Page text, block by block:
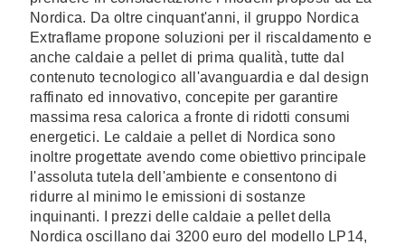
Nordica. Da oltre cinquant'anni, il gruppo Nordica
Extraflame propone soluzioni per il riscaldamento e
anche caldaie a pellet di prima qualità, tutte dal
contenuto tecnologico all'avanguardia e dal design
raffinato ed innovativo, concepite per garantire
massima resa calorica a fronte di ridotti consumi
energetici. Le caldaie a pellet di Nordica sono
inoltre progettate avendo come obiettivo principale
l'assoluta tutela dell'ambiente e consentono di
ridurre al minimo le emissioni di sostanze
inquinanti. I prezzi delle caldaie a pellet della
Nordica oscillano dai 3200 euro del modello LP14,